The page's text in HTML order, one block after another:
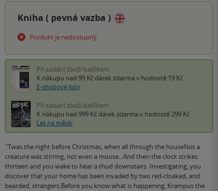
Kniha ( pevná vazba )
Produkt je nedostupný.
Při zaslání zboží balíčkem
K nákupu nad 99 Kč dárek zdarma v hodnotě 19 Kč
E-shopové listy
Při zaslání zboží balíčkem
K nákupu nad 999 Kč dárek zdarma v hodnotě 299 Kč
Let na měsíc
''Twas the night before Christmas, when all through the houseNot a
creature was stirring, not even a mouse...And then the clock strikes
thirteen and you wake to hear a thud downstairs. Investigating, you
discover that your home has been invaded by two red-cloaked, and
bearded, strangers.Before you know what is happening, Krampus the